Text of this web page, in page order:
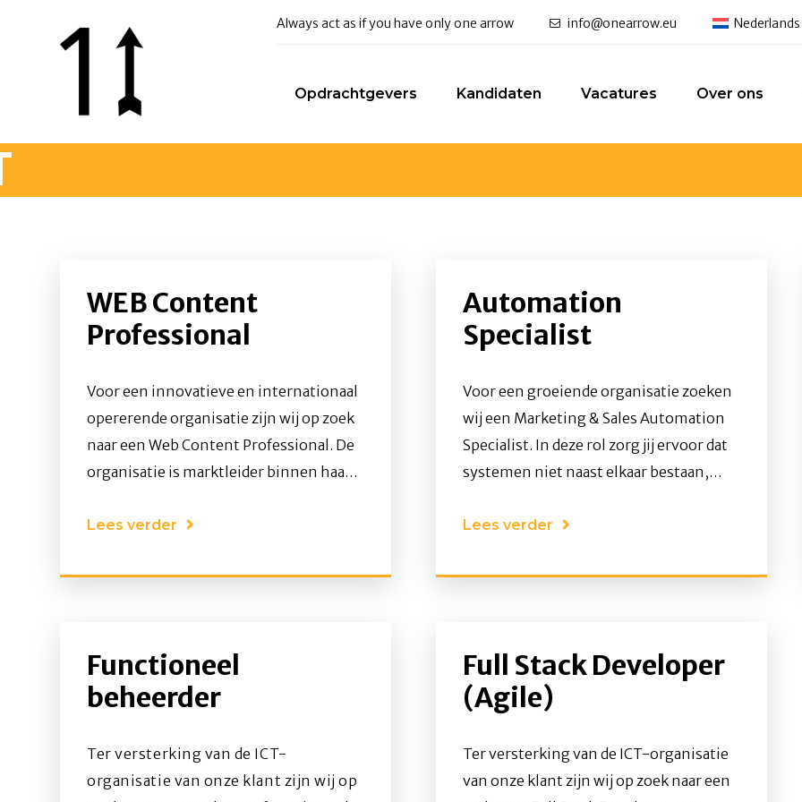
Always act as if you have only one arrow info@onearrow.eu Nederlands
Opdrachtgevers Kandidaten Vacatures Over ons
WEB Content
Professional
Voor een innovatieve en internationaal
opererende organisatie zijn wij op zoek
naar een Web Content Professional. De
organisatie is marktleider binnen haar
consumentenproducten die dagelijks
gebruikt. Vanuit een moderne digitale
uitbreiding van het e-commerce team
zoeken wij een nauwkeurige
publiceren van online content.
Lees verder
Automation
Specialist
Voor een groeiende organisatie zoeken
wij een Marketing & Sales Automation
Specialist. In deze rol zorg jij ervoor dat
systemen niet naast elkaar bestaan,
structuur, inzicht en schaalbaarheid
processen.
Lees verder
Functioneel
beheerder
Ter versterking van de ICT-
organisatie van onze klant zijn wij op
Full Stack Developer
(Agile)
Ter versterking van de ICT-organisatie
van onze klant zijn wij op zoek naar een